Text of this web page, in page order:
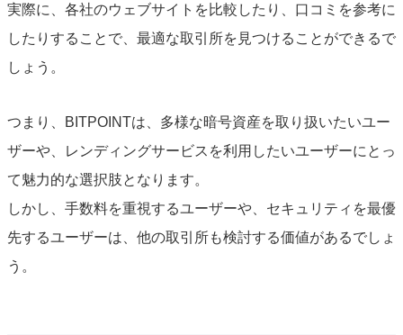
実際に、各社のウェブサイトを比較したり、口コミを参考に
したりすることで、最適な取引所を見つけることができるで
しょう。
つまり、BITPOINTは、多様な暗号資産を取り扱いたいユー
ザーや、レンディングサービスを利用したいユーザーにとっ
て魅力的な選択肢となります。
しかし、手数料を重視するユーザーや、セキュリティを最優
先するユーザーは、他の取引所も検討する価値があるでしょ
う。